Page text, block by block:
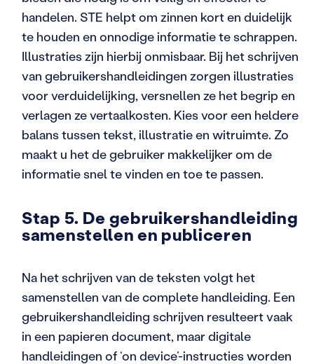
handelen. STE helpt om zinnen kort en duidelijk
te houden en onnodige informatie te schrappen.
Illustraties zijn hierbij onmisbaar. Bij het schrijven
van gebruikershandleidingen zorgen illustraties
voor verduidelijking, versnellen ze het begrip en
verlagen ze vertaalkosten. Kies voor een heldere
balans tussen tekst, illustratie en witruimte. Zo
maakt u het de gebruiker makkelijker om de
informatie snel te vinden en toe te passen.
Stap 5. De gebruikershandleiding
samenstellen en publiceren
Na het schrijven van de teksten volgt het
samenstellen van de complete handleiding. Een
gebruikershandleiding schrijven resulteert vaak
in een papieren document, maar digitale
handleidingen of ‘on device’-instructies worden